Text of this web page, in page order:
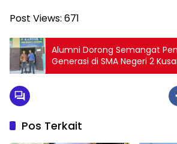
Post Views: 671
Alumni Dorong Semangat
Generasi di SMA Negeri 2
Pos Terkait